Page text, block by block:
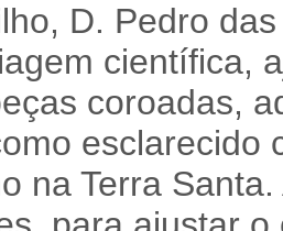
D. Pedro
científica,
coroadas,
esclarecido
na Terra